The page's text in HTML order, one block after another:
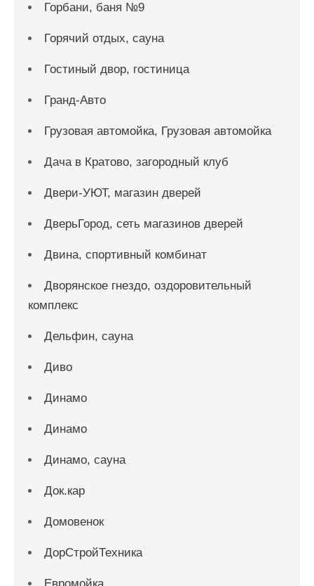
Горбани, баня №9
Горячий отдых, сауна
Гостиный двор, гостиница
Гранд-Авто
Грузовая автомойка, Грузовая автомойка
Дача в Кратово, загородный клуб
Двери-УЮТ, магазин дверей
ДверьГород, сеть магазинов дверей
Двина, спортивный комбинат
Дворянское гнездо, оздоровительный
комплекс
Дельфин, сауна
Диво
Динамо
Динамо
Динамо, сауна
Док.кар
Домовенок
ДорСтройТехника